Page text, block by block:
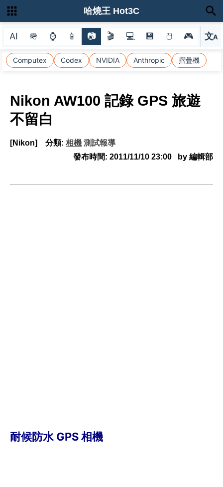
AI 🪖 ⌚ 📱 📷 🎬 💻 💾 🖱 🎮 文A
選
Computex Codex NVIDIA Anthropic 摺疊機
哈燒王 Hot3C
Nikon AW100 記錄 GPS 旅遊
不留白
[Nikon] 分類: 相機 測試報導
發布時間: 2011/11/10 23:00 by 編輯部
耐候防水 GPS 相機